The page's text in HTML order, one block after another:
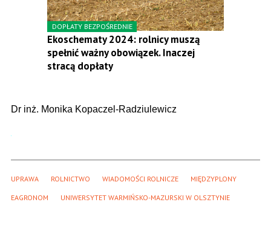
DOPŁATY BEZPOŚREDNIE
Ekoschematy 2024: rolnicy muszą
spełnić ważny obowiązek. Inaczej
stracą dopłaty
Dr inż. Monika Kopaczel-Radziulewicz
UPRAWA ROLNICTWO WIADOMOŚCI ROLNICZE MIĘDZYPLONY
EAGRONOM UNIWERSYTET WARMIŃSKO-MAZURSKI W OLSZTYNIE